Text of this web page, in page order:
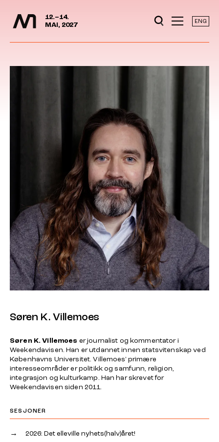
Hopp til hovedinnhold
12.–14.
MAI, 2027
ENG
Søren K. Villemoes
Søren K. Villemoes er journalist og kommentator i
Weekendavisen. Han er utdannet innen statsvitenskap ved
Københavns Universitet. Villemoes' primære
interesseområder er politikk og samfunn, religion,
integrasjon og kulturkamp. Han har skrevet for
Weekendavisen siden 2011.
SESJONER
→ 2026: Det elleville nyhets(halv)året!